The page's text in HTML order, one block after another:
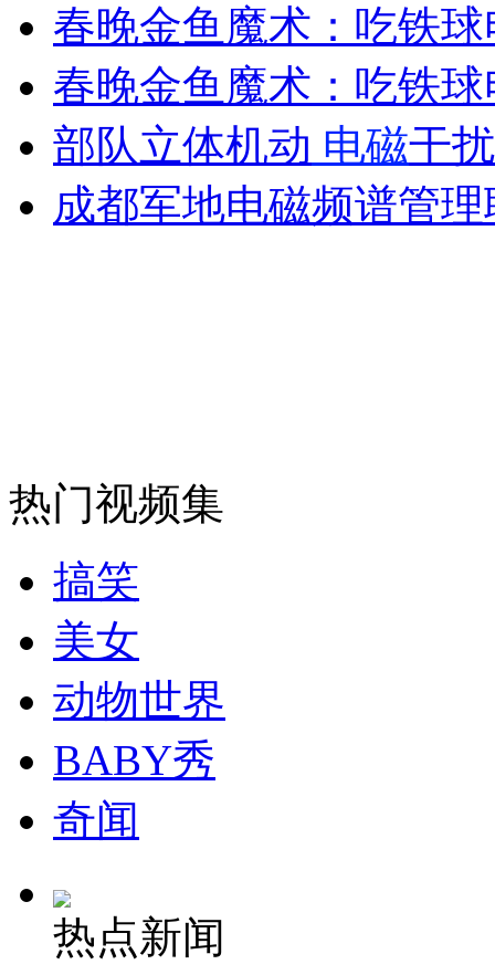
外交部：反对强权政治霸凌主义
外交部：有关国家言论片面不公正
安徽一实载49人客车翻车
司机酒驾遇交警 急速倒车逃窜
春晚金鱼魔术：吃铁
春晚金鱼魔术：吃铁
部队立体机动 电磁干
成都军地电磁频谱管
热门视频集
搞笑
美女
动物世界
BABY秀
奇闻
热点新闻